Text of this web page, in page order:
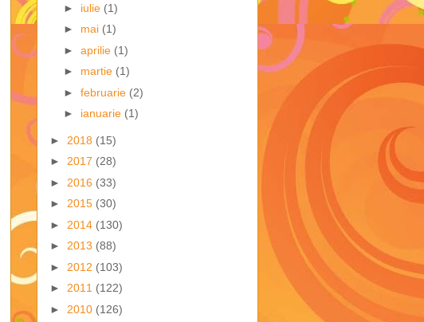
► iulie (1)
► mai (1)
► aprilie (1)
► martie (1)
► februarie (2)
► ianuarie (1)
► 2018 (15)
► 2017 (28)
► 2016 (33)
► 2015 (30)
► 2014 (130)
► 2013 (88)
► 2012 (103)
► 2011 (122)
► 2010 (126)